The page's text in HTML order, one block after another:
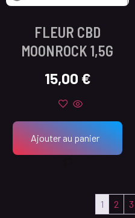
FLEUR CBD
MOONROCK 1,5G
15,00 €
Ajouter au panier
1 2 3